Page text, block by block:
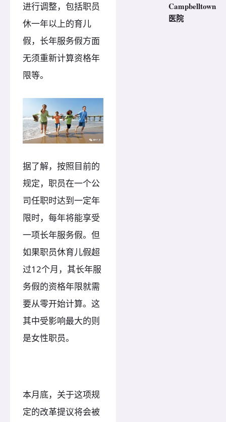
进行调整，包括职员
休一年以上的育儿
假，长年服务假方面
无须重新计算资格年
限等。
据了解，按照目前的
规定，职员在一个公
司任职时达到一定年
限时，每年将能享受
一项长年服务假。但
如果职员休育儿假超
过12个月，其长年服
务假的资格年限就需
要从零开始计算。这
其中受影响最大的则
是女性职员。
本月底，关于这项规
定的改革提议将会被
Campbelltown
医院